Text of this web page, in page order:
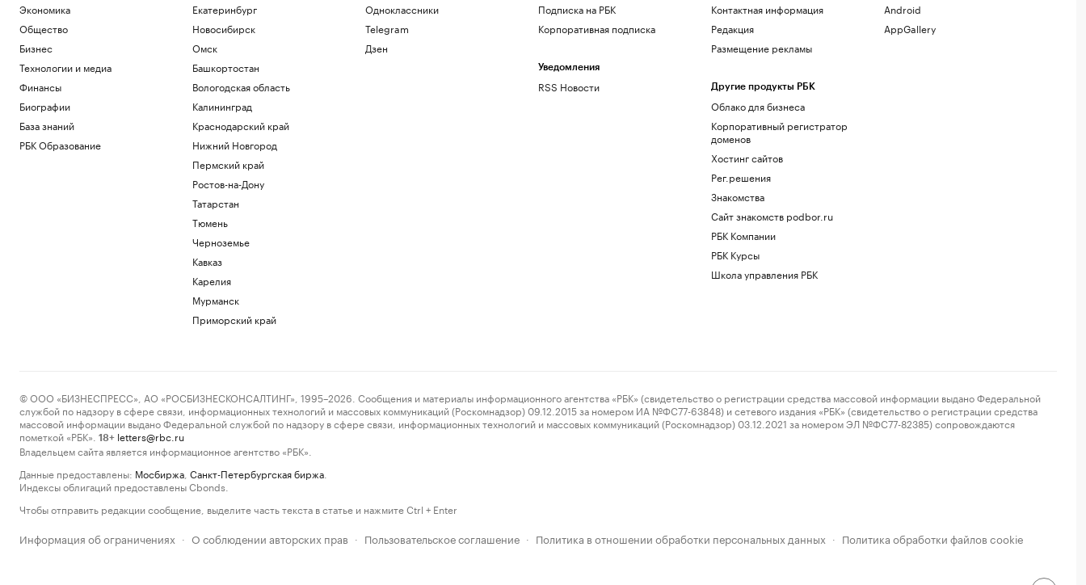
Экономика
Общество
Бизнес
Технологии и медиа
Финансы
Биографии
База знаний
РБК Образование
Екатеринбург
Новосибирск
Омск
Башкортостан
Вологодская область
Калининград
Краснодарский край
Нижний Новгород
Пермский край
Ростов-на-Дону
Татарстан
Тюмень
Черноземье
Кавказ
Карелия
Мурманск
Приморский край
Одноклассники
Telegram
Дзен
Подписка на РБК
Корпоративная подписка
Уведомления
RSS Новости
Контактная информация
Редакция
Размещение рекламы
Другие продукты РБК
Облако для бизнеса
Корпоративный регистратор
доменов
Хостинг сайтов
Рег.решения
Знакомства
Сайт знакомств podbor.ru
РБК Компании
РБК Курсы
Школа управления РБК
Android
AppGallery
© ООО «БИЗНЕСПРЕСС», АО «РОСБИЗНЕСКОНСАЛТИНГ», 1995–2026. Сообщения и материалы информационного агентства «РБК» (свидетельство о регистрации средства массовой информации выдано Федеральной
службой по надзору в сфере связи, информационных технологий и массовых коммуникаций (Роскомнадзор) 09.12.2015 за номером ИА №ФС77-63848) и сетевого издания «РБК» (свидетельство о регистрации средства
массовой информации выдано Федеральной службой по надзору в сфере связи, информационных технологий и массовых коммуникаций (Роскомнадзор) 03.12.2021 за номером ЭЛ №ФС77-82385) сопровождаются
пометкой «РБК».
18+ letters@rbc.ru
Владельцем сайта является информационное агентство «РБК».
Данные предоставлены: Мосбиржа Санкт-Петербургская биржа
Индексы облигаций предоставлены Cbonds.
Чтобы отправить редакции сообщение, выделите часть текста в статье и нажмите Ctrl + Enter
Информация об ограничениях · О соблюдении авторских прав · Пользовательское соглашение · Политика в отношении обработки персональных данных · Политика обработки файлов cookie